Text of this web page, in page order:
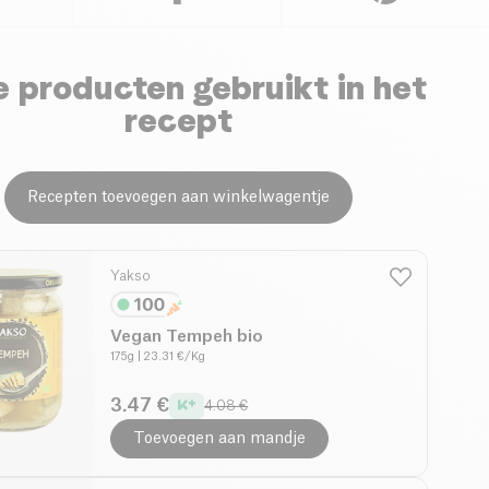
producten gebruikt in het
recept
Recepten toevoegen aan winkelwagentje
Yakso
Vegan Tempeh bio
175g | 23.31 €/Kg
3.47 € 4.08 €
Toevoegen aan mandje